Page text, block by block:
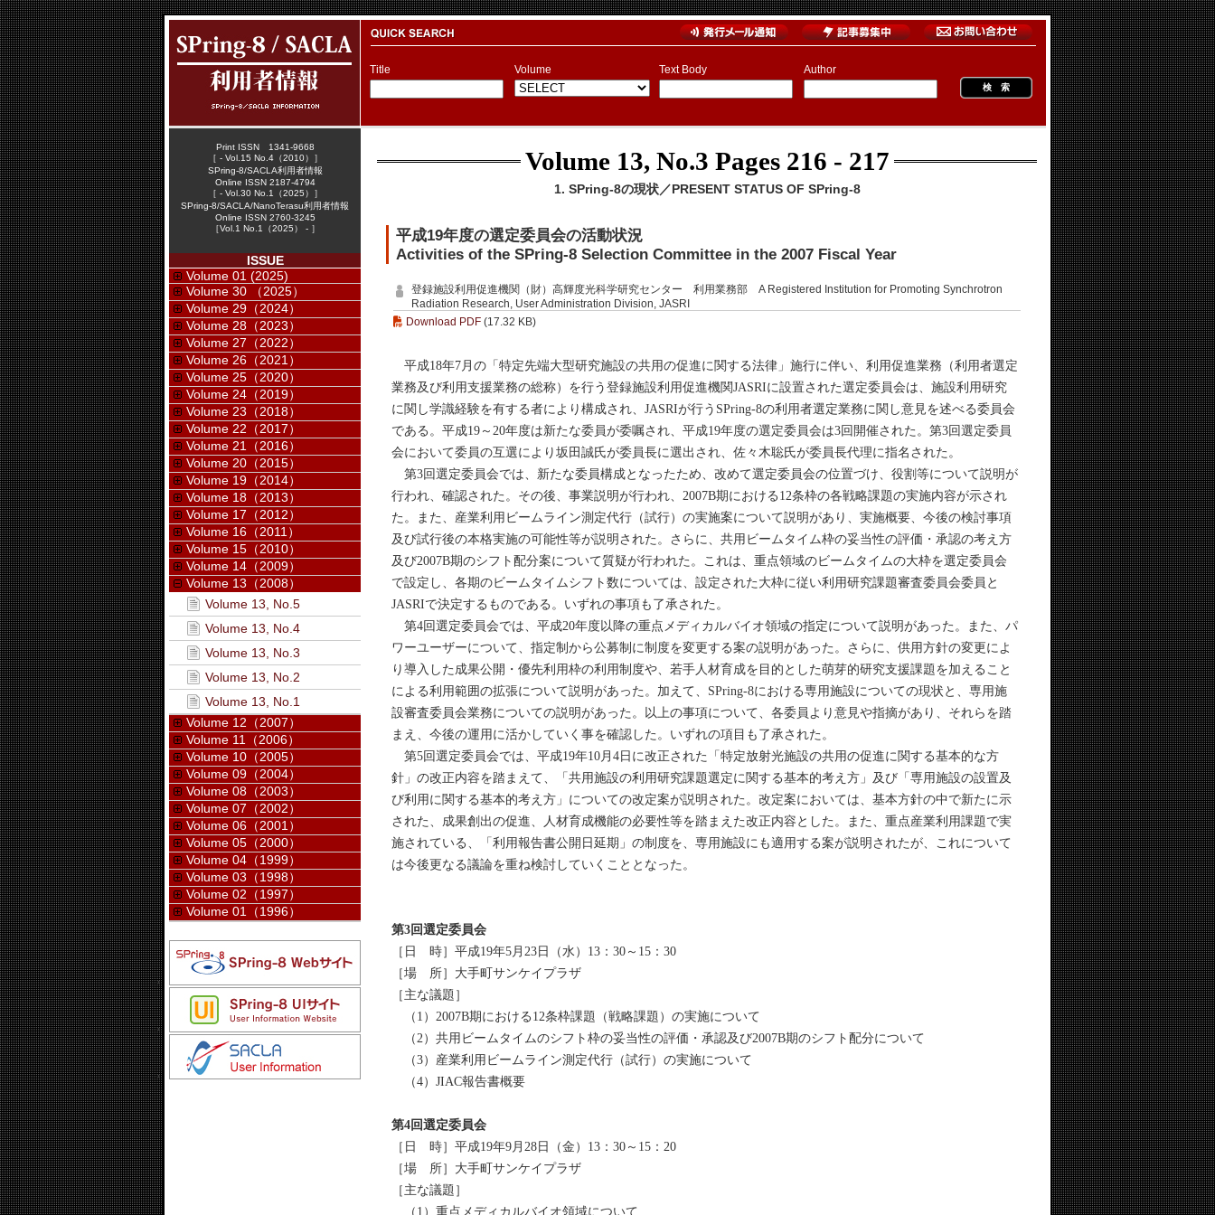
Title Volume Text Body Author
Volume 13, No.3 Pages 216 - 217
1. SPring-8の現状／PRESENT STATUS OF SPring-8
平成19年度の選定委員会の活動状況
Activities of the SPring-8 Selection Committee in the 2007 Fiscal Year
登録施設利用促進機関（財）高輝度光科学研究センター 利用業務部 A Registered Institution for Promoting Synchrotron
Radiation Research, User Administration Division, JASRI
Download PDF (17.32 KB)
平成18年7月の「特定先端大型研究施設の共用の促進に関する法律」施行に伴い、利用促進業務（利用者選定
業務及び利用支援業務の総称）を行う登録施設利用促進機関JASRIに設置された選定委員会は、施設利用研究
に関し学識経験を有する者により構成され、JASRIが行うSPring-8の利用者選定業務に関し意見を述べる委員会
である。平成19～20年度は新たな委員が委嘱され、平成19年度の選定委員会は3回開催された。第3回選定委員
会において委員の互選により坂田誠氏が委員長に選出され、佐々木聡氏が委員長代理に指名された。
第3回選定委員会では、新たな委員構成となったため、改めて選定委員会の位置づけ、役割等について説明が
行われ、確認された。その後、事業説明が行われ、2007B期における12条枠の各戦略課題の実施内容が示され
た。また、産業利用ビームライン測定代行（試行）の実施案について説明があり、実施概要、今後の検討事項
及び試行後の本格実施の可能性等が説明された。さらに、共用ビームタイム枠の妥当性の評価・承認の考え方
及び2007B期のシフト配分案について質疑が行われた。これは、重点領域のビームタイムの大枠を選定委員会
で設定し、各期のビームタイムシフト数については、設定された大枠に従い利用研究課題審査委員会委員と
JASRIで決定するものである。いずれの事項も了承された。
第4回選定委員会では、平成20年度以降の重点メディカルバイオ領域の指定について説明があった。また、パ
ワーユーザーについて、指定制から公募制に制度を変更する案の説明があった。さらに、供用方針の変更によ
り導入した成果公開・優先利用枠の利用制度や、若手人材育成を目的とした萌芽的研究支援課題を加えること
による利用範囲の拡張について説明があった。加えて、SPring-8における専用施設についての現状と、専用施
設審査委員会業務についての説明があった。以上の事項について、各委員より意見や指摘があり、それらを踏
まえ、今後の運用に活かしていく事を確認した。いずれの項目も了承された。
第5回選定委員会では、平成19年10月4日に改正された「特定放射光施設の共用の促進に関する基本的な方
針」の改正内容を踏まえて、「共用施設の利用研究課題選定に関する基本的考え方」及び「専用施設の設置及
び利用に関する基本的考え方」についての改定案が説明された。改定案においては、基本方針の中で新たに示
された、成果創出の促進、人材育成機能の必要性等を踏まえた改正内容とした。また、重点産業利用課題で実
施されている、「利用報告書公開日延期」の制度を、専用施設にも適用する案が説明されたが、これについて
は今後更なる議論を重ね検討していくこととなった。
第3回選定委員会
［日 時］平成19年5月23日（水）13：30～15：30
［場 所］大手町サンケイプラザ
［主な議題］
（1）2007B期における12条枠課題（戦略課題）の実施について
（2）共用ビームタイムのシフト枠の妥当性の評価・承認及び2007B期のシフト配分について
（3）産業利用ビームライン測定代行（試行）の実施について
（4）JIAC報告書概要
第4回選定委員会
［日 時］平成19年9月28日（金）13：30～15：20
［場 所］大手町サンケイプラザ
［主な議題］
（1）重点メディカルバイオ領域について
Print ISSN 1341-9668
［ - Vol.15 No.4（2010）］
SPring-8/SACLA利用者情報
Online ISSN 2187-4794
［ - Vol.30 No.1（2025）］
SPring-8/SACLA/NanoTerasu利用者情報
Online ISSN 2760-3245
［Vol.1 No.1（2025） - ］
ISSUE
Volume 01 (2025)
Volume 30 （2025）
Volume 29（2024）
Volume 28（2023）
Volume 27（2022）
Volume 26（2021）
Volume 25（2020）
Volume 24（2019）
Volume 23（2018）
Volume 22（2017）
Volume 21（2016）
Volume 20（2015）
Volume 19（2014）
Volume 18（2013）
Volume 17（2012）
Volume 16（2011）
Volume 15（2010）
Volume 14（2009）
Volume 13（2008）
Volume 13, No.5
Volume 13, No.4
Volume 13, No.3
Volume 13, No.2
Volume 13, No.1
Volume 12（2007）
Volume 11（2006）
Volume 10（2005）
Volume 09（2004）
Volume 08（2003）
Volume 07（2002）
Volume 06（2001）
Volume 05（2000）
Volume 04（1999）
Volume 03（1998）
Volume 02（1997）
Volume 01（1996）